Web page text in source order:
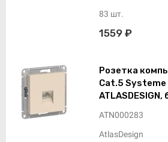
83 шт.
1559 ₽
Розетка
Cat.5
ATN000283
AtlasDesign